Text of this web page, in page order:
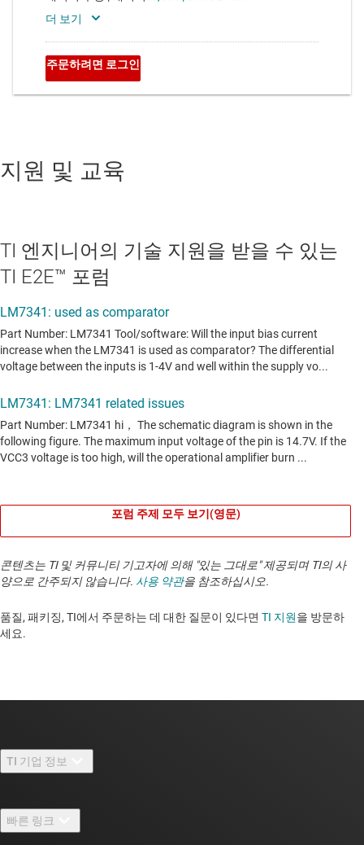
지원 및 교육
TI 엔지니어의 기술 지원을 받을 수 있는
TI E2E™ 포럼
포럼 주제 모두 보기(영문)
콘텐츠는 TI 및 커뮤니티 기고자에 의해 "있는 그대로" 제공되며 TI의 사
양으로 간주되지 않습니다. 사용 약관을 참조하십시오.
품질, 패키징, TI에서 주문하는 데 대한 질문이 있다면 TI 지원을 방문하
세요. ​​​​​​​​​​​​​​
TI 기업 정보
채용
빠른 링크